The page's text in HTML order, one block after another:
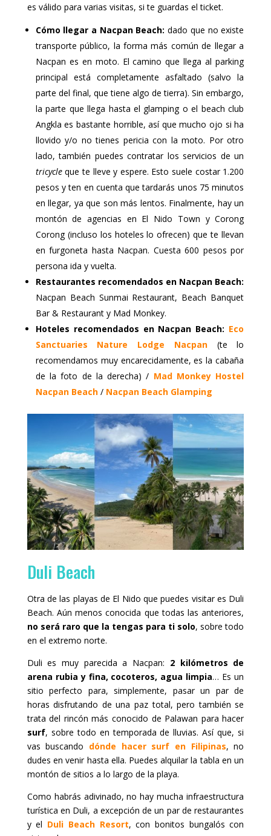
es válido para varias visitas, si te guardas el ticket.
Cómo llegar a Nacpan Beach:dado que no existe
transporte público, la forma más común de llegar a
Nacpan es en moto. El camino que llega al parking
principal está completamente asfaltado (salvo la
parte del final, que tiene algo de tierra). Sin embargo,
la parte que llega hasta el glamping o el beach club
Angkla es bastante horrible, así que mucho ojo si ha
llovido y/o no tienes pericia con la moto. Por otro
lado, también puedes contratar los servicios de un
tricycleque te lleve y espere. Esto suele costar 1.200
pesos y ten en cuenta que tardarás unos 75 minutos
en llegar, ya que son más lentos. Finalmente, hay un
montón de agencias en El Nido Town y Corong
Corong (incluso los hoteles lo ofrecen) que te llevan
en furgoneta hasta Nacpan. Cuesta 600 pesos por
persona ida y vuelta.
Restaurantes recomendados en Nacpan Beach:
Nacpan Beach Sunmai Restaurant, Beach Banquet
Bar & Restaurant y Mad Monkey.
Hoteles recomendados en Nacpan Beach: Eco
Sanctuaries Nature Lodge Nacpan
(te lo
recomendamos muy encarecidamente, es la cabaña
de la foto de la derecha) / Mad Monkey Hostel
Nacpan Beach/ Nacpan Beach Glamping
Duli Beach
Otra de las playas de El Nido que puedes visitar es Duli
Beach. Aún menos conocida que todas las anteriores,
no será raro que la tengas para ti solo, sobre todo
en el extremo norte.
Duli es muy parecida a Nacpan: 2 kilómetros de
arena rubia y fina, cocoteros, agua limpia… Es un
sitio perfecto para, simplemente, pasar un par de
horas disfrutando de una paz total, pero también se
trata del rincón más conocido de Palawan para hacer
surf, sobre todo en temporada de lluvias. Así que, si
vas buscando dónde hacer surf en Filipinas, no
dudes en venir hasta ella. Puedes alquilar la tabla en un
montón de sitios a lo largo de la playa.
Como habrás adivinado, no hay mucha infraestructura
turística en Duli, a excepción de un par de restaurantes
y el Duli Beach Resort, con bonitos bungalós con